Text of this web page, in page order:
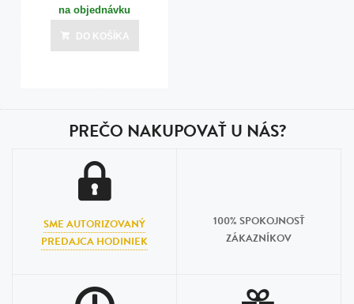
na objednávku
DO KOŠÍKA
PREČO NAKUPOVAŤ U NÁS?
SME AUTORIZOVANÝ
PREDAJCA HODINIEK
100% SPOKOJNOSŤ
ZÁKAZNÍKOV